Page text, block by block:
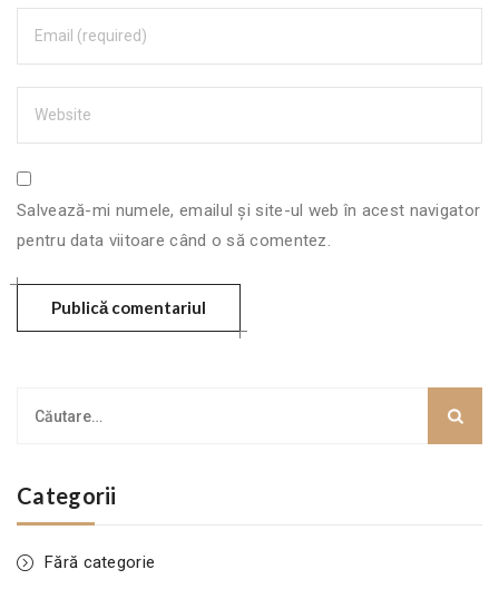
Salvează-mi numele, emailul și site-ul web în acest navigator
pentru data viitoare când o să comentez.
Categorii
Fără categorie